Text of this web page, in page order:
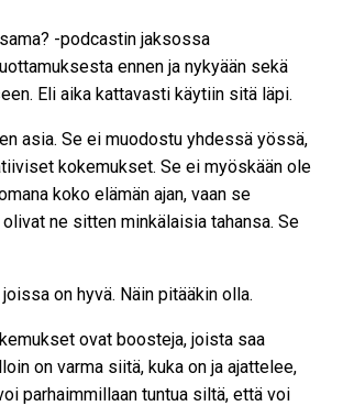
-podcastin jaksossa
ennen ja nykyään sekä
Eli aika kattavasti käytiin sitä läpi.
asia. Se ei muodostu yhdessä yössä,
kokemukset. Se ei myöskään ole
koko elämän ajan, vaan se
ne sitten minkälaisia tahansa. Se
on hyvä. Näin pitääkin olla.
ovat boosteja, joista saa
on varma siitä, kuka on ja ajattelee,
parhaimmillaan tuntua siltä, että voi